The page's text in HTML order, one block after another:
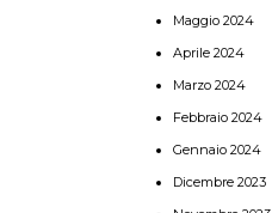
Maggio 2024
Aprile 2024
Marzo 2024
Febbraio 2024
Gennaio 2024
Dicembre 2023